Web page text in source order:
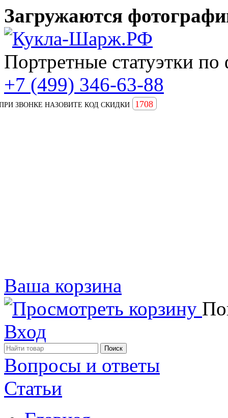
Загружаются
Портретные статуэтки по
+7 (499) 346-63-88
ЗВОНКЕ НАЗОВИТЕ КОД СКИДКИ 1708
Ваша корзина
Вход
Вопросы и ответы
Статьи